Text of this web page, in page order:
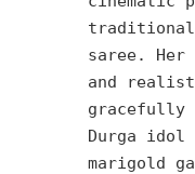
traditional
saree.
and
Durga idol
marigold